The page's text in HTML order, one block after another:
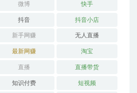
微博 快手
抖音 抖音小店
新手网赚 无人直播
最新网赚 淘宝
直播 直播带货
知识付费 短视频